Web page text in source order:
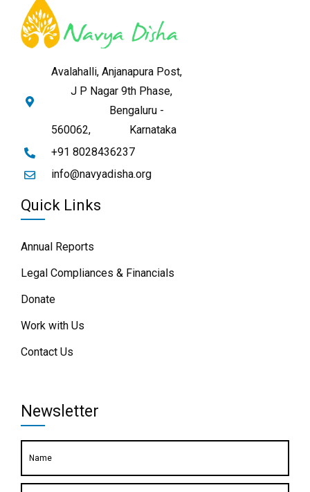
Avalahalli, Anjanapura Post,
J P Nagar 9th Phase,
Bengaluru -
560062,
Karnataka
+91 8028436237
info@navyadisha.org
Quick Links
Annual Reports
Legal Compliances & Financials
Donate
Work with Us
Contact Us
Newsletter